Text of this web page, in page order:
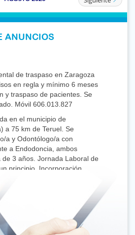
ANUNCIOS
de traspaso en Zaragoza
en regla y mínimo 6 meses
y traspaso de pacientes. Se
Móvil 606.013.827
en el municipio de
a 75 km de Teruel. Se
a y Odontólogo/a con
a Endodoncia, ambos
3 años. Jornada Laboral de
principio. Incorporación
a y compañero/a con
a Endodoncia para Clínica
Interesantes condiciones
a convenir por el interesado.